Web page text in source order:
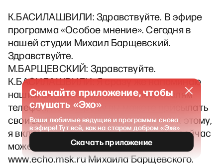
К.БАСИЛАШВИЛИ: Здравствуйте. В эфире
программа «Особое мнение». Сегодня в
нашей студии Михаил Барщевский.
Здравствуйте.
М.БАРЩЕВСКИЙ: Здравствуйте.
К.БАСИЛАШВИЛИ: Я сразу же напоминаю
нашим слушателям, наши телезрителям
телефон, по которому вы можете присылать
свои вопросы: +7 985 970 4545. Плюс к этому,
я включаю интернет-трансляцию. Вы сейчас
можете видеть на нашем сайте
www.echo.msk.ru Михаила Барщевского.
Скачайте приложение, чтобы
слушать «Эхо»
Ваши любимые ведущие и программы снова
в эфире! Тут всё, как на старом добром «Эхе»
Скачать приложение